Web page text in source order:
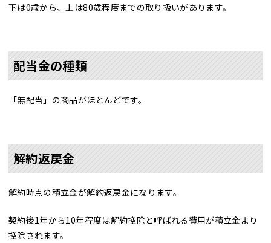
下は0歳から、上は80歳程度までの取り扱いがあります。
配当金の種類
「無配当」の商品がほとんどです。
解約返戻金
解約時点の積立金が解約返戻金になります。
契約後1年から10年程度は解約控除と呼ばれる費用が積立金より
控除されます。